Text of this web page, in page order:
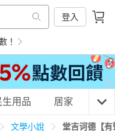
登入
！
生用品 居家 3C
文學小說 堂吉诃德【有